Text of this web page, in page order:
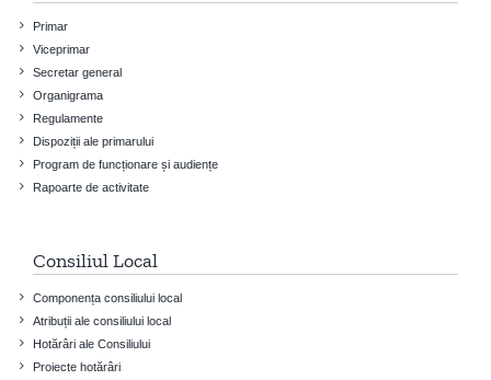
Primar
Viceprimar
Secretar general
Organigrama
Regulamente
Dispoziții ale primarului
Program de funcționare și audiențe
Rapoarte de activitate
Consiliul Local
Componența consiliului local
Atribuții ale consiliului local
Hotărâri ale Consiliului
Proiecte hotărâri